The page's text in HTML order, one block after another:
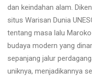
dan keindahan alam.
situs Warisan Dunia
tentang masa lalu
budaya modern yang
sepanjang jalur
uniknya, menjadikannya